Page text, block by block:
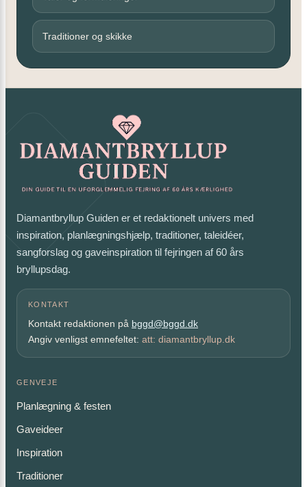
Traditioner og skikke
Diamantbryllup Guiden er et redaktionelt univers med
inspiration, planlægningshjælp, traditioner, taleidéer,
sangforslag og gaveinspiration til fejringen af 60 års
bryllupsdag.
KONTAKT
Kontakt redaktionen på bggd@bggd.dk
Angiv venligst emnefeltet: att: diamantbryllup.dk
GENVEJE
Planlægning & festen
Gaveideer
Inspiration
Traditioner